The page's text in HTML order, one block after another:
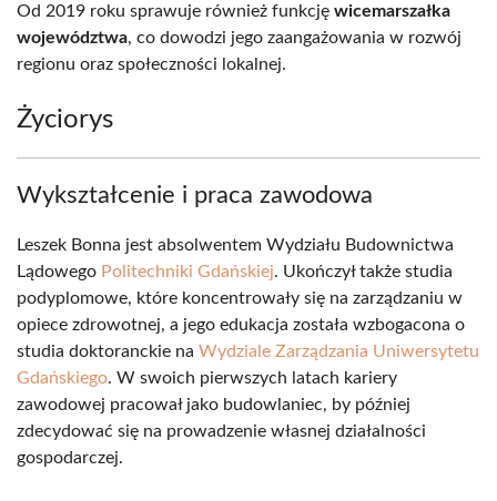
Od 2019 roku sprawuje również funkcję wicemarszałka
województwa, co dowodzi jego zaangażowania w rozwój
regionu oraz społeczności lokalnej.
Życiorys
Wykształcenie i praca zawodowa
Leszek Bonna jest absolwentem Wydziału Budownictwa
Lądowego Politechniki Gdańskiej. Ukończył także studia
podyplomowe, które koncentrowały się na zarządzaniu w
opiece zdrowotnej, a jego edukacja została wzbogacona o
studia doktoranckie na Wydziale Zarządzania Uniwersytetu
Gdańskiego. W swoich pierwszych latach kariery
zawodowej pracował jako budowlaniec, by później
zdecydować się na prowadzenie własnej działalności
gospodarczej.